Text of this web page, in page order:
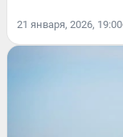
21 января, 2026, 19:00